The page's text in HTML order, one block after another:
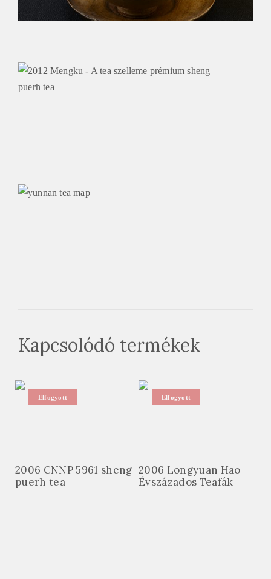
Kapcsolódó termékek
Elfogyott
2006 CNNP 5961 sheng
puerh tea
Elfogyott
2006 Longyuan Hao
Évszázados Teafák